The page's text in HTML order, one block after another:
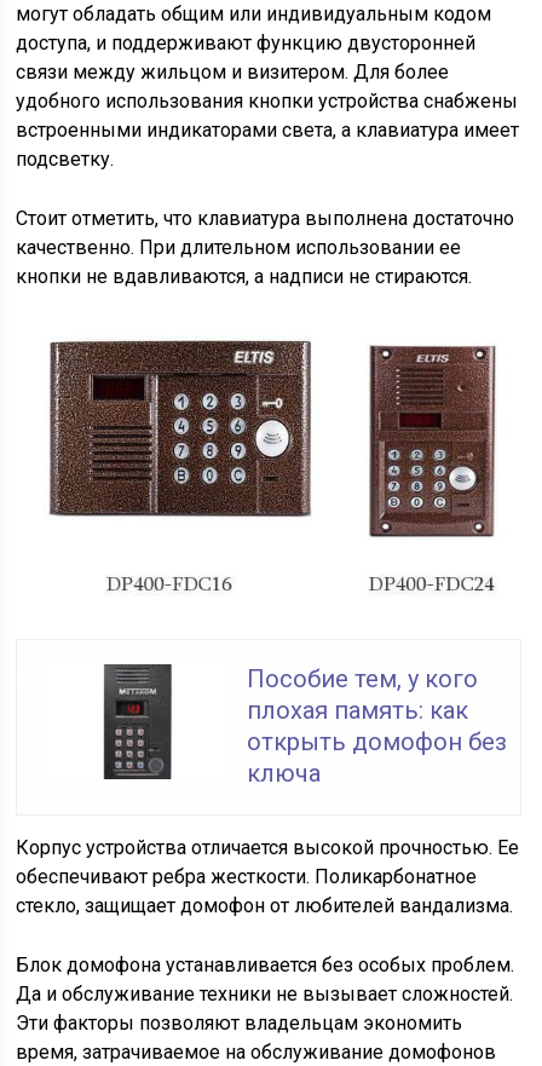
могут обладать общим или индивидуальным кодом
доступа, и поддерживают функцию двусторонней
связи между жильцом и визитером. Для более
удобного использования кнопки устройства снабжены
встроенными индикаторами света, а клавиатура имеет
подсветку.
Стоит отметить, что клавиатура выполнена достаточно
качественно. При длительном использовании ее
кнопки не вдавливаются, а надписи не стираются.
Пособие тем, у кого
плохая память: как
открыть домофон без
ключа
Корпус устройства отличается высокой прочностью. Ее
обеспечивают ребра жесткости. Поликарбонатное
стекло, защищает домофон от любителей вандализма.
Блок домофона устанавливается без особых проблем.
Да и обслуживание техники не вызывает сложностей.
Эти факторы позволяют владельцам экономить
время, затрачиваемое на обслуживание домофонов